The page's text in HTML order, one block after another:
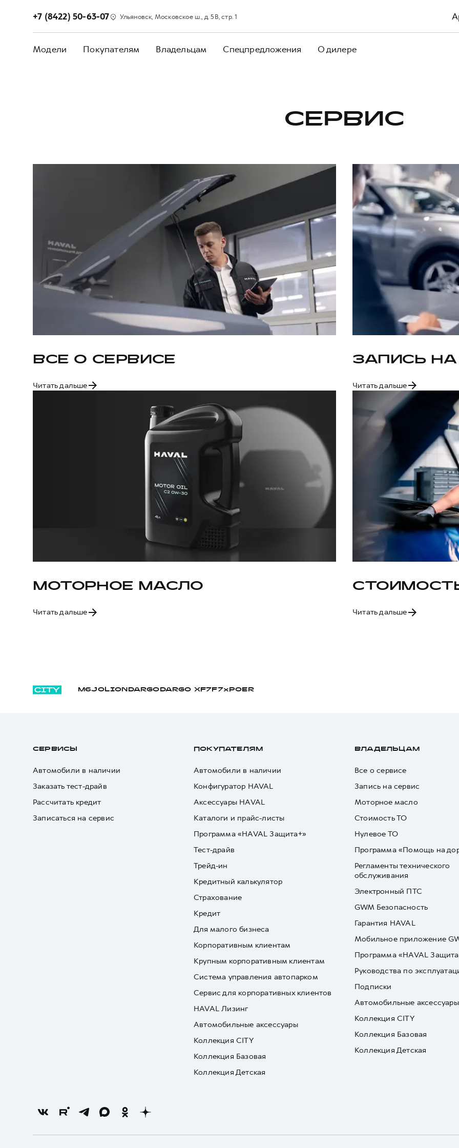
+7 (8422) 50-63-07 Ульяновск, Московское ш., д. 5В, стр. 1
Модели Покупателям Владельцам Спецпредложения О дилере
СЕРВИС
ВСЕ О СЕРВИСЕ
Читать дальше
ЗАПИСЬ
Читать дальше
МОТОРНОЕ МАСЛО
Читать дальше Читать дальше
M6JOLION DARGO DARGO Х F7 F7x POER
СЕРВИСЫ
Автомобили в наличии
Заказать тест-драйв
Рассчитать кредит
Записаться на сервис
ПОКУПАТЕЛЯМ
Автомобили в наличии
Конфигуратор HAVAL
Аксессуары HAVAL
Каталоги и прайс-листы
Программа «HAVAL Защита+»
Тест-драйв
Трейд-ин
Кредитный калькулятор
Страхование
Кредит
Для малого бизнеса
Корпоративным клиентам
Крупным корпоративным клиентам
Система управления автопарком
Сервис для корпоративных клиентов
HAVAL Лизинг
Автомобильные аксессуары
Коллекция CITY
Коллекция Базовая
Коллекция Детская
ВЛАДЕЛЬЦАМ
Все о сервисе
Запись на сервис
Моторное масло
Стоимость ТО
Нулевое ТО
Программа «Помощь на
Регламенты технического
обслуживания
Электронный ПТС
GWM Безопасность
Гарантия HAVAL
Мобильное приложение
Программа «HAVAL
Руководства по
Подписки
Автомобильные аксессуары
Коллекция CITY
Коллекция Базовая
Коллекция Детская